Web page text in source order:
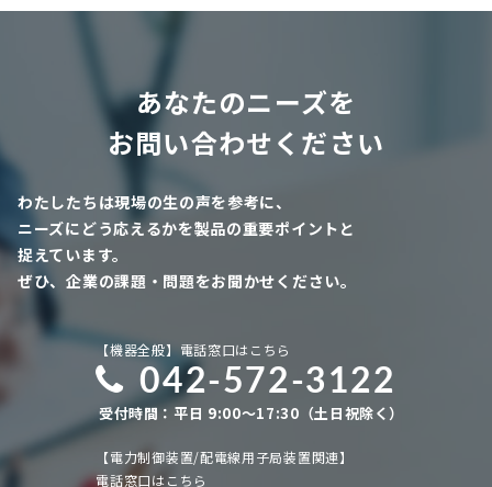
あなたのニーズを
お問い合わせください
わたしたちは現場の生の声を参考に、
ニーズにどう応えるかを製品の重要ポイントと
捉えています。
ぜひ、企業の課題・問題をお聞かせください。
【機器全般】電話窓口はこちら
042-572-3122
受付時間：平日 9:00～17:30（土日祝除く）
【電力制御装置/配電線用子局装置関連】
電話窓口はこちら